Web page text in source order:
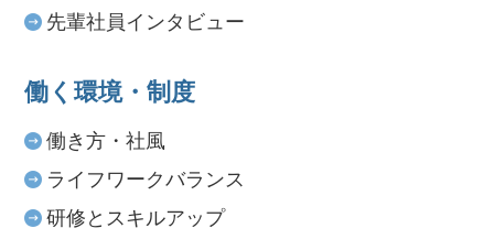
先輩社員インタビュー
働く環境・制度
働き方・社風
ライフワークバランス
研修とスキルアップ